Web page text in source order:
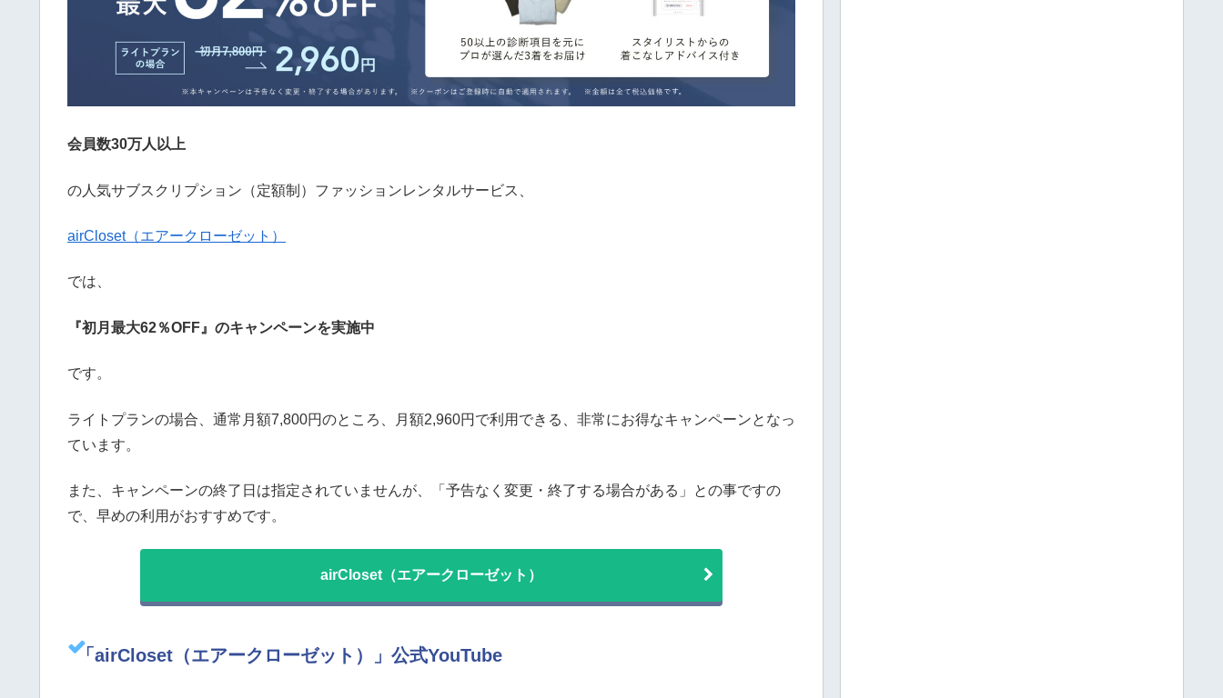
会員数30万人以上
の人気サブスクリプション（定額制）ファッションレンタルサービス、
airCloset（エアークローゼット）
では、
『初月最大62％OFF』のキャンペーンを実施中
です。
ライトプランの場合、通常月額7,800円のところ、月額2,960円で利用できる、非常にお得なキャンペーンとなっ
ています。
また、キャンペーンの終了日は指定されていませんが、「予告なく変更・終了する場合がある」との事ですの
で、早めの利用がおすすめです。
airCloset（エアークローゼット）
「airCloset（エアークローゼット）」公式YouTube